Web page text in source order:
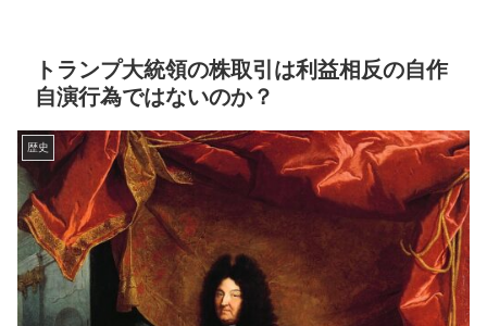
トランプ大統領の株取引は利益相反の自作
自演行為ではないのか？
歴史